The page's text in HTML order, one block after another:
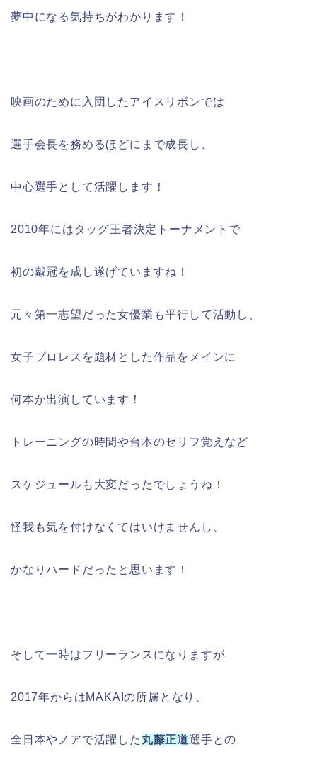
夢中になる気持ちがわかります！
映画のために入団したアイスリボンでは
選手会長を務めるほどにまで成長し、
中心選手として活躍します！
2010年にはタッグ王者決定トーナメントで
初の戴冠を成し遂げていますね！
元々第一志望だった女優業も平行して活動し、
女子プロレスを題材とした作品をメインに
何本か出演しています！
トレーニングの時間や台本のセリフ覚えなど
スケジュールも大変だったでしょうね！
怪我も気を付けなくてはいけませんし、
かなりハードだったと思います！
そして一時はフリーランスになりますが
2017年からはMAKAIの所属となり、
全日本やノアで活躍した 丸藤正道選手との